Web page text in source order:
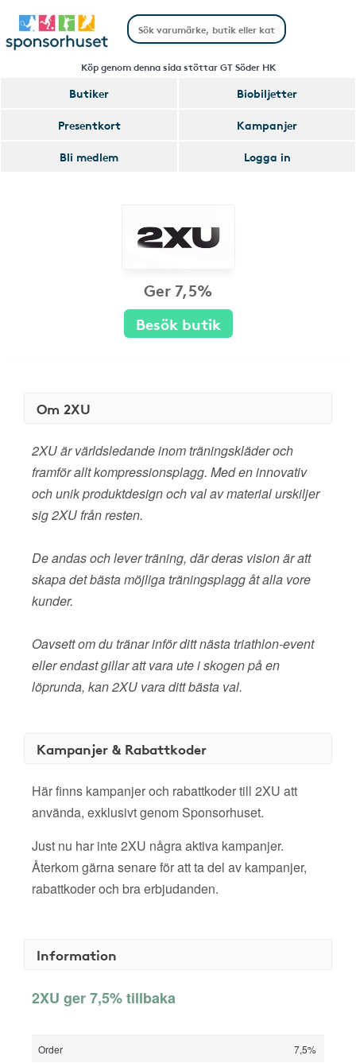
Köp genom denna sida stöttar GT Söder HK
Butiker
Biobiljetter
Presentkort
Kampanjer
Bli medlem
Logga in
Ger 7,5%
Besök butik
Om 2XU
2XU är världsledande inom träningskläder och
framför allt kompressionsplagg. Med en innovativ
och unik produktdesign och val av material urskiljer
sig 2XU från resten.
De andas och lever träning, där deras vision är att
skapa det bästa möjliga träningsplagg åt alla vore
kunder.
Oavsett om du tränar inför ditt nästa triathlon-event
eller endast gillar att vara ute i skogen på en
löprunda, kan 2XU vara ditt bästa val.
Kampanjer & Rabattkoder
Här finns kampanjer och rabattkoder till 2XU att
använda, exklusivt genom Sponsorhuset.
Just nu har inte 2XU några aktiva kampanjer.
Återkom gärna senare för att ta del av kampanjer,
rabattkoder och bra erbjudanden.
Information
2XU ger 7,5% tillbaka
Order 7,5%